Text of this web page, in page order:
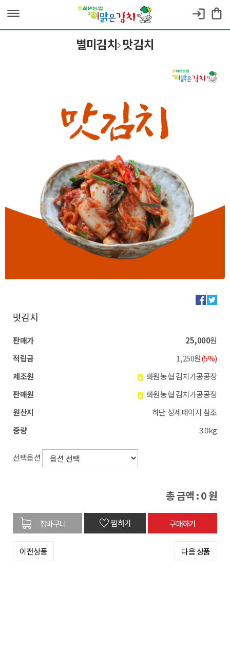
dehaze login shopping_bag
별미김치 맛김치
맛김치
판매가 25,000원
적립금
1,250원(5%)
제조원
화원농협 김치가공공장
판매원
화원농협 김치가공공장
원산지
하단 상세페이지 참조
중량
3.0kg
선택옵션
총 금액 :0원
♡찜하기
이전상품 다음 상품